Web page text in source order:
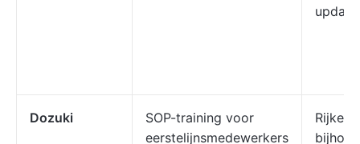
Dozuki
SOP-training voor
eerstelijnsmedewerkers
Rijke